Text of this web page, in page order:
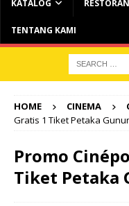
KATALOG RESTORAN
TENTANG KAMI
HOME CINEMA
Gratis 1 Tiket Petaka
Promo
Tiket Petaka